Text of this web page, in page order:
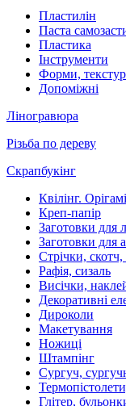
Пластилін
Паста
Пластика
Інструменти
Форми,
Допоміжні
Ліногравюра
Різьба по дереву
Скрапбукінг
Квілінг. Орігамі
Креп-папір
Заготовки для
Заготовки для
Стрічки,
Рафія, сизаль
Висічки,
Декоративні
Дироколи
Макетування
Ножиці
Штампінг
Сургуч,
Глітер,